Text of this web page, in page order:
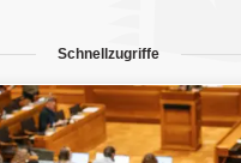
Schnellzugriffe